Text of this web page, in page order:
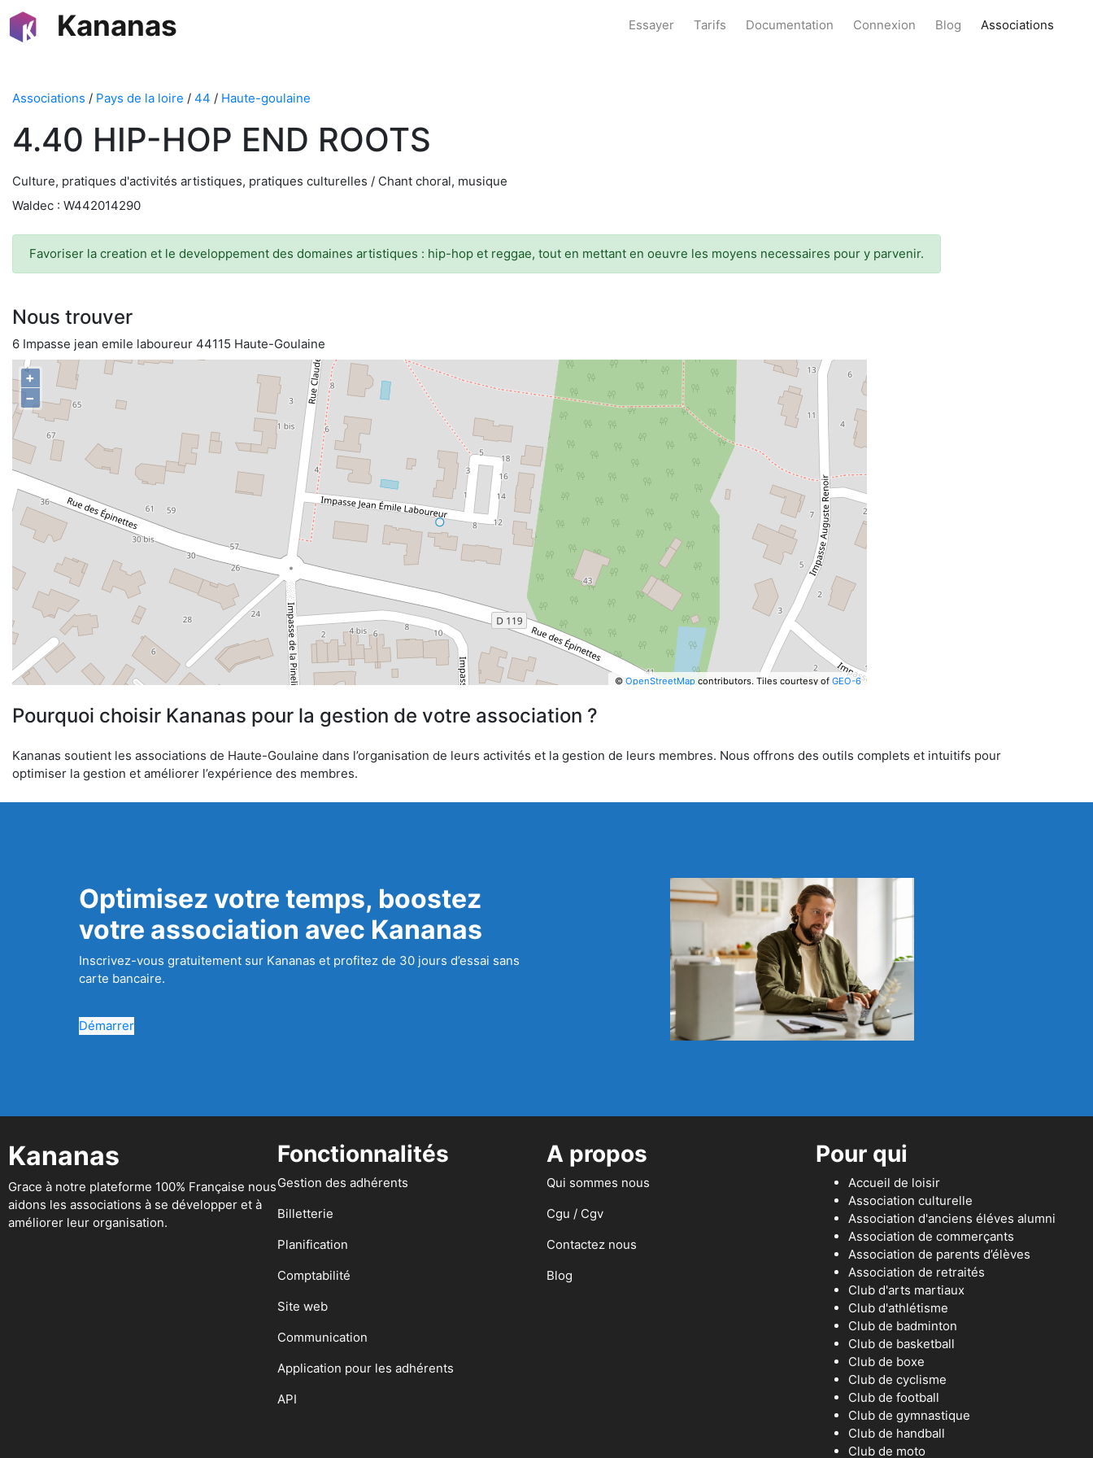
Kananas Essayer Tarifs Documentation Connexion Blog Associations
Associations / Pays de la loire / 44 / Haute-goulaine
4.40 HIP-HOP END ROOTS
Culture, pratiques d'activités artistiques, pratiques culturelles / Chant choral, musique
Waldec : W442014290
Favoriser la creation et le developpement des domaines artistiques : hip-hop et reggae, tout en mettant en oeuvre les moyens necessaires pour y parvenir.
Nous trouver
6 Impasse jean emile laboureur 44115 Haute-Goulaine
+
−
© OpenStreetMapcontributors. Tiles courtesy of GEO-6
Pourquoi choisir Kananas pour la gestion de votre association ?
Kananas soutient les associations de Haute-Goulaine dans l’organisation de leurs activités et la gestion de leurs membres. Nous offrons des outils complets et intuitifs pour
optimiser la gestion et améliorer l’expérience des membres.
Optimisez votre temps, boostez
votre association avec Kananas
Inscrivez-vous gratuitement sur Kananas et profitez de 30 jours d’essai sans
carte bancaire.
Démarrer
Kananas
Grace à notre plateforme 100% Française nous
aidons les associations à se développer et à
améliorer leur organisation.
Fonctionnalités
Gestion des adhérents
Billetterie
Planification
Comptabilité
Site web
Communication
Application pour les adhérents
API
A propos
Qui sommes nous
Cgu / Cgv
Contactez nous
Blog
Pour qui
Accueil de loisir
Association culturelle
Association d'anciens éléves alumni
Association de commerçants
Association de parents d’élèves
Association de retraités
Club d'arts martiaux
Club d'athlétisme
Club de badminton
Club de basketball
Club de boxe
Club de cyclisme
Club de football
Club de gymnastique
Club de handball
Club de moto